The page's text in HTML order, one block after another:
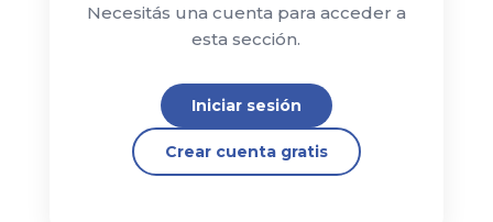
Necesitás una cuenta para acceder a
esta sección.
Iniciar sesión
Crear cuenta gratis